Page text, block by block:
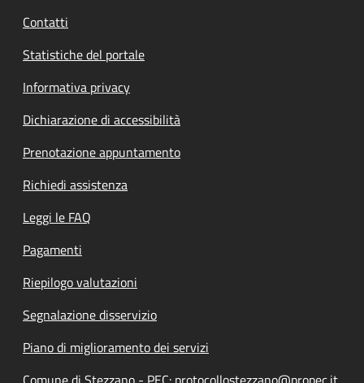
Contatti
Statistiche del portale
Informativa privacy
Dichiarazione di accessibilità
Prenotazione appuntamento
Richiedi assistenza
Leggi le FAQ
Pagamenti
Riepilogo valutazioni
Segnalazione disservizio
Piano di miglioramento dei servizi